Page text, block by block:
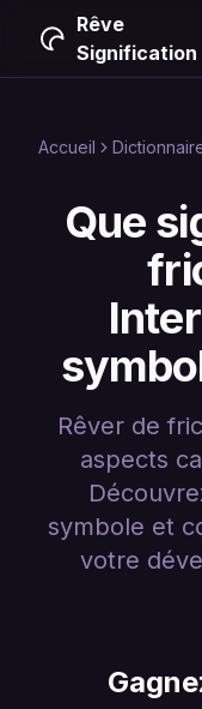
Rêve
Signification
Accueil
Que
Rêver de
aspects
symbole et
votre